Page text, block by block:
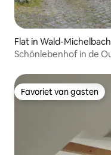
Flat in Wald-Michelbach
Favoriet van gasten
Favoriet van gasten